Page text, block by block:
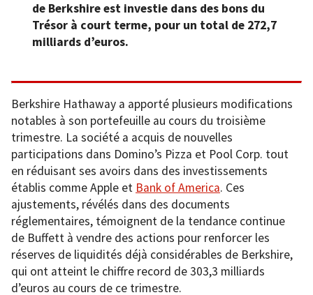
de Berkshire est investie dans des bons du
Trésor à court terme, pour un total de 272,7
milliards d’euros.
Berkshire Hathaway a apporté plusieurs modifications
notables à son portefeuille au cours du troisième
trimestre. La société a acquis de nouvelles
participations dans Domino’s Pizza et Pool Corp. tout
en réduisant ses avoirs dans des investissements
établis comme Apple et Bank of America. Ces
ajustements, révélés dans des documents
réglementaires, témoignent de la tendance continue
de Buffett à vendre des actions pour renforcer les
réserves de liquidités déjà considérables de Berkshire,
qui ont atteint le chiffre record de 303,3 milliards
d’euros au cours de ce trimestre.